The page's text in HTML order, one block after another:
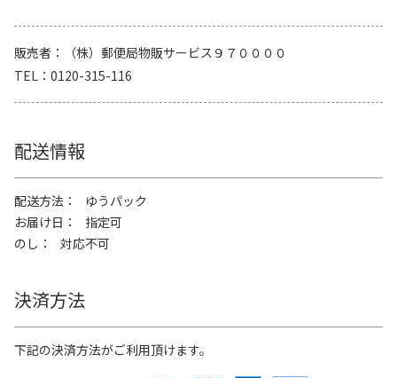
販売者
（株）郵便局物販サービス９７００００
TEL
0120-315-116
配送情報
配送方法
ゆうパック
お届け日
指定可
のし
対応不可
決済方法
下記の決済方法がご利用頂けます。